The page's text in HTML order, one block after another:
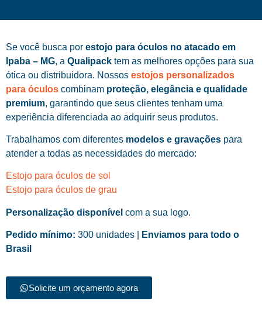
Se você busca por estojo para óculos no atacado em
Ipaba – MG, a Qualipack tem as melhores opções para sua
ótica ou distribuidora. Nossos estojos personalizados
para óculos combinam proteção, elegância e qualidade
premium, garantindo que seus clientes tenham uma
experiência diferenciada ao adquirir seus produtos.
Trabalhamos com diferentes modelos e gravações para
atender a todas as necessidades do mercado:
Estojo para óculos de sol
Estojo para óculos de grau
Personalização disponível com a sua logo.
Pedido mínimo: 300 unidades |
Enviamos para todo o
Brasil
Solicite um orçamento agora